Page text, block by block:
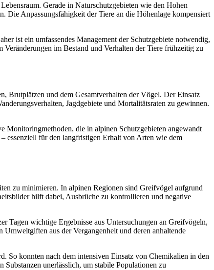
Gerade in Naturschutzgebieten wie den Hohen
Die Anpassungsfähigkeit der Tiere an die Höhenlage kompensiert
ist ein umfassendes Management der Schutzgebiete notwendig,
im Bestand und Verhalten der Tiere frühzeitig zu
Brutplätzen und dem Gesamtverhalten der Vögel. Der Einsatz
Jagdgebiete und Mortalitätsraten zu gewinnen.
die in alpinen Schutzgebieten angewandt
essenziell für den langfristigen Erhalt von Arten wie dem
zu minimieren. In alpinen Regionen sind Greifvögel aufgrund
hilft dabei, Ausbrüche zu kontrollieren und negative
Tagen wichtige Ergebnisse aus Untersuchungen an Greifvögeln,
aus der Vergangenheit und deren anhaltende
konnten nach dem intensiven Einsatz von Chemikalien in den
unerlässlich, um stabile Populationen zu